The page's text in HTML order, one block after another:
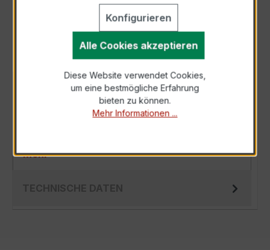
Als PDF exportieren
BESCHREIBUNG
Der EWSKD 31.8 3x50/1A 2,5VA Kl.0,5 ist ein
Mehr
TECHNISCHE DATEN
Konfigurieren
Alle Cookies akzeptieren
Diese Website verwendet Cookies,
um eine bestmögliche Erfahrung
bieten zu können.
Mehr Informationen ...